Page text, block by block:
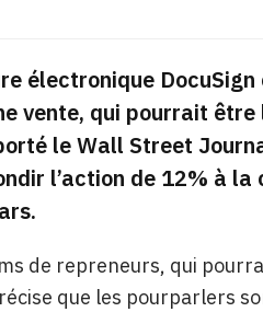
électronique
vente, qui pourrait
le Wall Street
l’action de 12% à
de repreneurs, qui
que les pourparlers